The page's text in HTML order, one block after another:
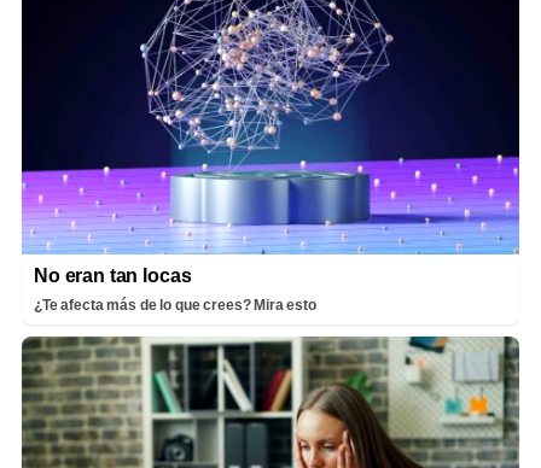
No eran tan locas
¿Te afecta más de lo que crees? Mira esto